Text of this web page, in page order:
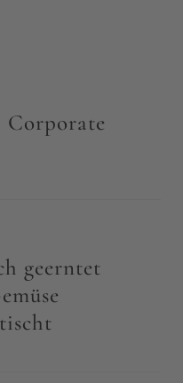
Corporate
geerntet